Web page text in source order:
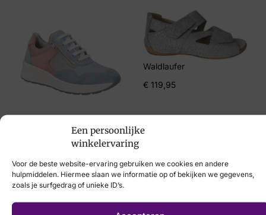
Een persoonlijke
winkelervaring
Voor de beste website-ervaring gebruiken we cookies en andere
hulpmiddelen. Hiermee slaan we informatie op of bekijken we gegevens,
zoals je surfgedrag of unieke ID’s.
Merk
Helioform
Artikelnummer
Waldlaufer
€ 119,95